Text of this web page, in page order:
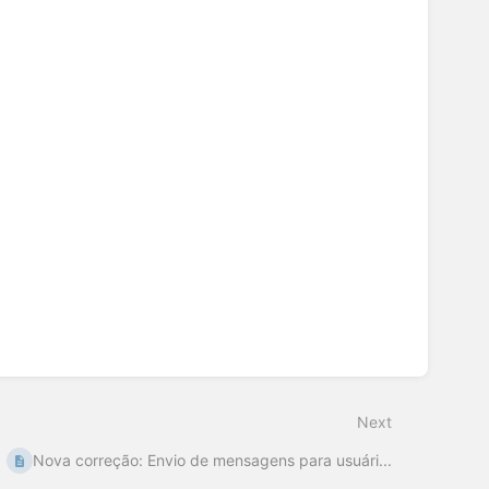
Next
Nova correção: Envio de mensagens para usuári...